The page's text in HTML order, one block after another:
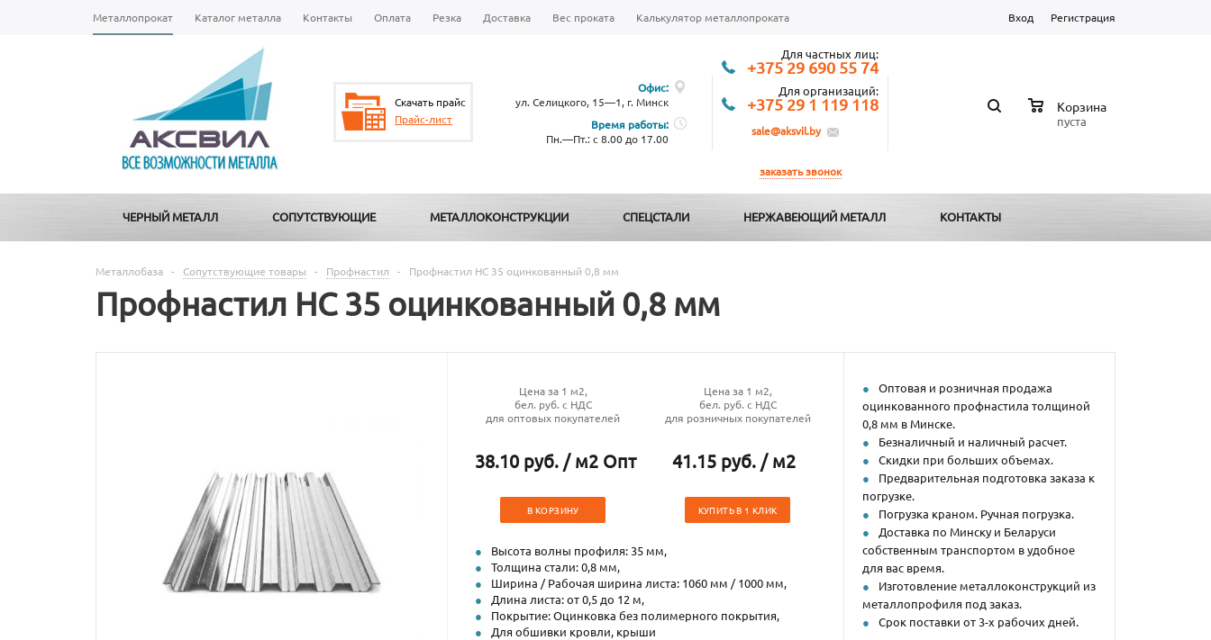
Металлопрокат Каталог металла Контакты Оплата Резка Доставка Вес проката Калькулятор металлопроката Вход Регистрация
Скачать прайс
Прайс-лист
Офис:
ул. Селицкого, 15—1, г. Минск
Время работы:
Пн.—Пт.: с 8.00 до 17.00
Для частных лиц:
+375 29 690 55 74
Для организаций:
+375 29 1 119 118
sale@aksvil.by
заказать звонок
Корзина
пуста
ЧЕРНЫЙ МЕТАЛЛ СОПУТСТВУЮЩИЕ МЕТАЛЛОКОНСТРУКЦИИ СПЕЦСТАЛИ НЕРЖАВЕЮЩИЙ МЕТАЛЛ КОНТАКТЫ
Металлобаза - Сопутствующие товары - Профнастил - Профнастил НС 35 оцинкованный 0,8 мм
Профнастил НС 35 оцинкованный 0,8 мм
Цена за 1 м2,
бел. руб. с НДС
для оптовых покупателей
38.10 руб. / м2 Опт
Цена за 1 м2,
бел. руб. с НДС
для розничных покупателей
41.15 руб. / м2
В КОРЗИНУ КУПИТЬ В 1 КЛИК
Высота волны профиля: 35 мм,
Толщина стали: 0,8 мм,
Ширина / Рабочая ширина листа: 1060 мм / 1000 мм,
Длина листа: от 0,5 до 12 м,
Покрытие: Оцинковка без полимерного покрытия,
Для обшивки кровли, крыши
Оптовая и розничная продажа
оцинкованного профнастила толщиной
0,8 мм в Минске.
Безналичный и наличный расчет.
Скидки при больших объемах.
Предварительная подготовка заказа к
погрузке.
Погрузка краном. Ручная погрузка.
Доставка по Минску и Беларуси
собственным транспортом в удобное
для вас время.
Изготовление металлоконструкций из
металлопрофиля под заказ.
Срок поставки от 3-х рабочих дней.